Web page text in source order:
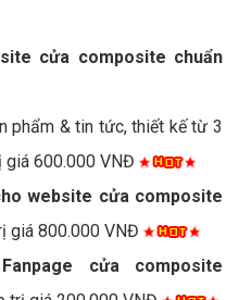
cửa composite chuẩn
phẩm & tin tức, thiết kế từ 3
600.000 VNĐ
website cửa composite
giá 800.000 VNĐ
Fanpage cửa composite